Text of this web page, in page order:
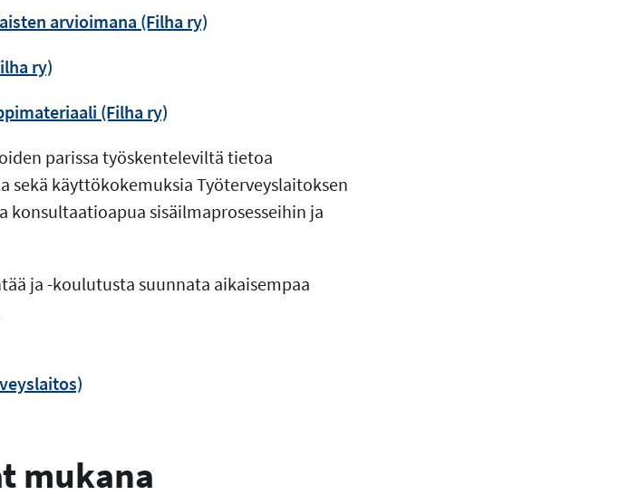
arvioimana (Filha ry)
ry)
(Filha ry)
parissa työskenteleviltä tietoa
käyttökokemuksia Työterveyslaitoksen
sisäilmaprosesseihin ja
ja -koulutusta suunnata aikaisempaa
mukana